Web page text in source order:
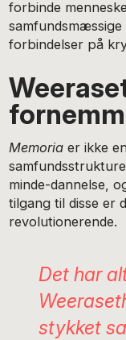
forbinde
forbindelser på
Memoriaer ikke
minde-dannelse,
tilgang til disse er
revolutionerende.
Det har
stykket